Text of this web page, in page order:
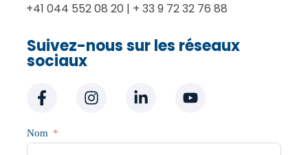
+41 044 552 08 20 | + 33 9 72 32 76 88
Suivez-nous sur les réseaux
sociaux
Nom